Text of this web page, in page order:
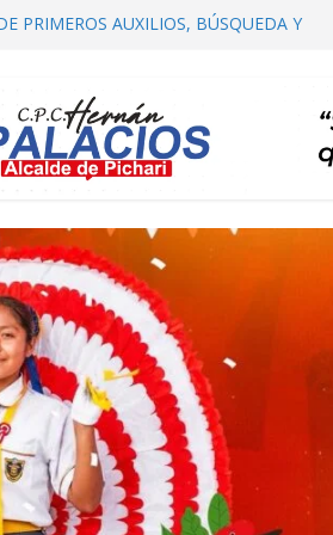
PRIMEROS AUXILIOS, BÚSQUEDA Y
PARTICIPA EN EL PRIMER
AUTORIDADES COMUNALES
DE PLAN DE DESARROLLO
2026 – 2035 ETAPA DE PROPUESTAS
TE INVITA A SU I FESTIVAL DEL CAFÉ